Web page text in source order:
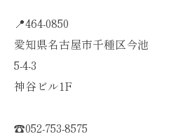
📍464-0850
愛知県名古屋市千種区今池
5-4-3
神谷ビル1F
☎️052-753-8575